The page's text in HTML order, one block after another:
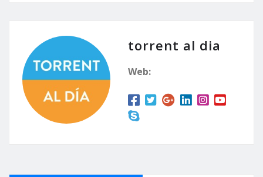
torrent al dia
Web: